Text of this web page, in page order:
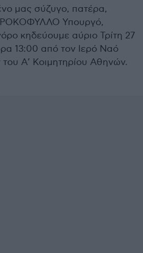
μας σύζυγο, πατέρα,
Υπουργό,
κηδεύουμε αύριο Τρίτη 27
13:00 από τον Ιερό Ναό
Α’ Κοιμητηρίου Αθηνών.